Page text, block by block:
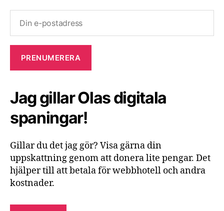
Jag gillar Olas digitala
spaningar!
Gillar du det jag gör? Visa gärna din
uppskattning genom att donera lite pengar. Det
hjälper till att betala för webbhotell och andra
kostnader.